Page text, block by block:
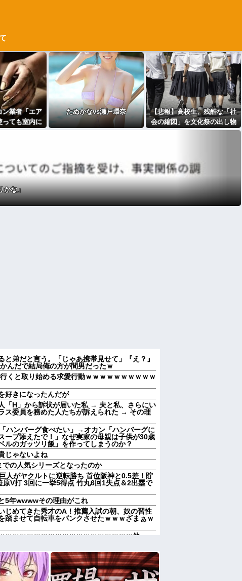
ン業者「エア
っても室内に
たぬかなvs瀬戸環奈
【悲報】高校生、残酷な「社
会の縮図」を文化祭の出し物
で学んでしまう⇒(動画あり)
かな」
と弟だと言う。「じゃあ携帯見せて」『え？』
んだで結局俺の方が間男だったｗ
くと取り始める求愛行動ｗｗｗｗｗｗｗｗｗｗ
好きになったんだが
「H」から訴状が届いた私 → 夫と私、さらにい
ス委員を務めた人たちが訴えられた → その理
ハンバーグ食べたい」→オカン「ハンバーグに
ープ添えたで！」なぜ実家の母親は子供が30歳
ルのガッツリ飯」を作ってしまうのか？
じゃないよね
の人気シリーズとなったのか
人がヤクルトに逆転勝ち 首位阪神と0.5差！貯
V打 3回に一挙5得点 竹丸6回1失点＆2出塁で
5年wwwwその理由がこれ
じめてきた秀才のA！推薦入試の朝、奴の習性
踏ませて自転車をパンクさせたｗｗｗざまぁｗ
ｗｗｗｗｗｗｗｗｗｗｗｗｗｗｗｗｗｗ他
親へ最終警告。こうなってもいい？」